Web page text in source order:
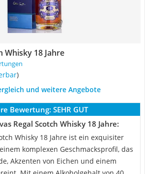
Whisky 18 Jahre
)
und weitere Angebote
Bewertung: SEHR GUT
Regal Scotch Whisky 18 Jahre:
Whisky 18 Jahre ist ein exquisiter
komplexen Geschmacksprofil, das
Akzenten von Eichen und einem